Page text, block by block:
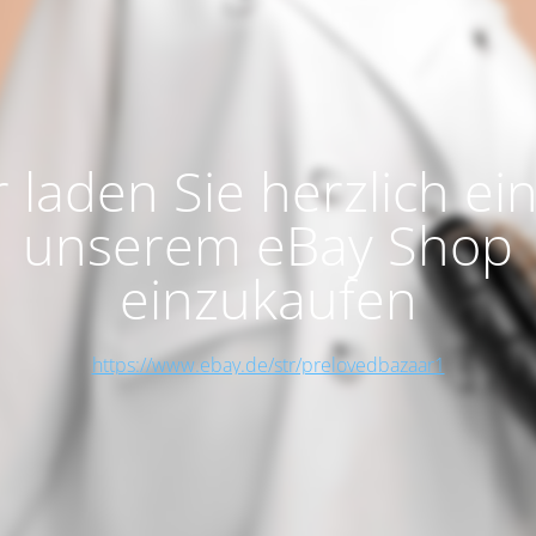
laden Sie herzlich
unserem eBay Shop
einzukaufen
https://www.ebay.de/str/prelovedbazaar1